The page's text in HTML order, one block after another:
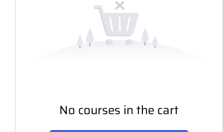
No courses in the cart